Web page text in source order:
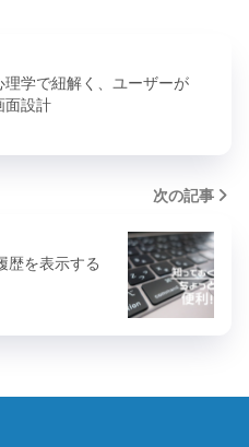
理学で紐解く、ユーザーが
面設計
次の記事
歴を表示する